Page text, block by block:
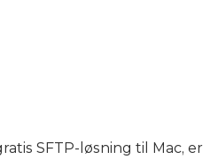
SFTP-løsning til Mac, er